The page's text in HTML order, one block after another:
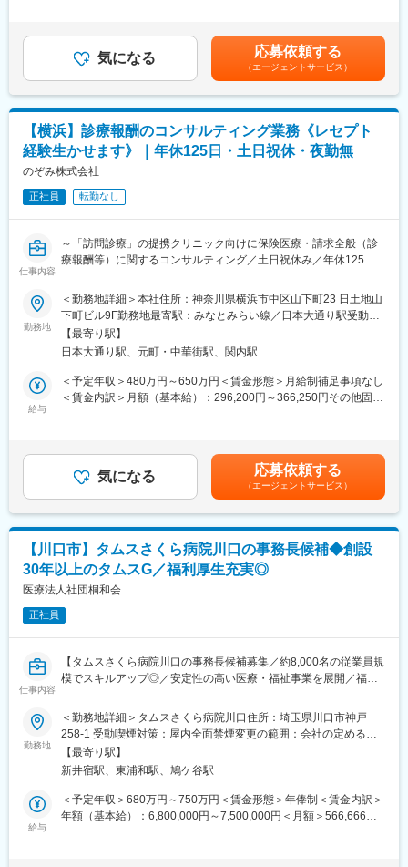
従業員向けメンタルヘルス窓口
Amazonビジネス割引
社食あり
※各項目規定あり
【従業員構成】
＼活躍の場を多数ご用意しています／
東京・埼玉・千葉に複数の病院・クリニック・介護施設・保育園
を運営しているため、活躍の場が多いことも当グループの特徴で
タムスグループでは、年齢や性別に関わらず8,000名以上の職員が
在籍しており、外国人職員や女性管理職も多数活躍しています。
ただいた方も多くいます。 多様な働き方を応援するタムスグルー
プで、あなたの力を活かしてください。
変更の範囲：会社の定める業務
【タムス浦安病院について】
浦安市、千葉大学医学部附属病院との連携のもと2019年に誕生し
亜急性期、回復期～慢性期といった急性期以降の医療を守備範囲
とした病院を立ち上げました。
【病院概要】
病床数：119床 回復期リハビリテーション病床134床 地域包括
ケア病床44床 緩和ケア病床21床
【従業員構成】
・東京・埼玉・千葉に複数の病院・クリニック・介護施設・保育
です。
今後も事業拡大の予定があり、専門知識やスキルを持つ方、新し
いことに挑戦したい方を募集中です！
・タムスグループでは、年齢や性別に関わらず7,000名以上の職員
す。
副業OK、WワークOK、ブランクOKです。U・Iターンでご入社い
1993年に初めてクリニックを開業し、現在ではグループ組織も含
め80以上の事業所を展開しています。東京・埼玉・千葉に病院、
クリニック、介護施設、訪問診療、認可保育園、乳児院などを運
営しています。地域の方に「まごころ」をもって「あんしん」を
お届けすることを理念としています。
変更の範囲：会社の定める業務
き、別途支給します。※年俸制のため賞与の支給はありません。賃
金はあくまでも目安の金額であり、選考を通じて上下する可能性
があります。月給(月額)は固定手当を含めた表記です。
気になる 応募依頼する
（エージェントサービス）
【横浜】診療報酬のコンサルティング業務《レセプト
経験生かせます》｜年休125日・土日祝休・夜勤無
のぞみ株式会社
正社員 転勤なし
仕事内容
～「訪問診療」の提携クリニック向けに保険医療・請求全般（診
療報酬等）に関するコンサルティング／土日祝休み／年休125日
大メディカルサポートネットワーク～
【概要】
提携しているクリニックに対して、訪問診療を主とする保険医
療・請求全般の運営サポートしていただく業務です。各クリニッ
クに医療事務が在籍している為、各クリニックから上がってきた
診療請求が正しいかのダブルチェックを行ったり、新人の医療事
務の方へ研修実施、 新規開設クリニックへの電子カルテの導入支
【職務詳細】
（1）保険診療
・診療報酬内容の周知
・電子カルテの導入、運用支援
（3）行政関連
・各種行政指導発生時における、事前対応や現地対応支援
【組織体制】
※周りに相談しながら業務を進められる環境です。
・関東、東海を中心に群馬、仙台へもクリニックを展開してお
り、各地へ訪問し、現地にて業務を行います。
・夜勤や当直等の勤務はなく、土日祝休みとなります。
・残業は月平均20～30時間程度です。
【当社の特徴】
勤務地
＜勤務地詳細＞本社住所：神奈川県横浜市中区山下町23 日土地山
下町ビル9F勤務地最寄駅：みなとみらい線／日本大通り駅受動喫
煙対策：屋内全面禁煙
【最寄り駅】
日本大通り駅、元町・中華街駅、関内駅
給与
＜予定年収＞480万円～650万円＜賃金形態＞月給制補足事項なし
＜賃金内訳＞月額（基本給）：296,200円～366,250円その他固定
目安の金額であり、選考を通じて上下する可能性があります。月
給(月額)は固定手当を含めた表記です。
気になる 応募依頼する
（エージェントサービス）
【川口市】タムスさくら病院川口の事務長候補◆創設
30年以上のタムスG／福利厚生充実◎
医療法人社団桐和会
正社員
仕事内容
【タムスさくら病院川口の事務長候補募集／約8,000名の従業員規
模でスキルアップ◎／安定性の高い医療・福祉事業を展開／福利
【業務内容】
タムスグループのタムスさくら病院川口にて、事務長候補を募集
します。
事務長候補として病院長を補佐し病院運営業務に従事していただ
きます。
・事務部門の責任者として医事課、総務課のマネジメント
勤務地
＜勤務地詳細＞タムスさくら病院川口住所：埼玉県川口市神戸
258-1 受動喫煙対策：屋内全面禁煙変更の範囲：会社の定める事
業所
【最寄り駅】
新井宿駅、東浦和駅、鳩ケ谷駅
給与
＜予定年収＞680万円～750万円＜賃金形態＞年俸制＜賃金内訳＞
年額（基本給）：6,800,000円～7,500,000円＜月額＞566,666円